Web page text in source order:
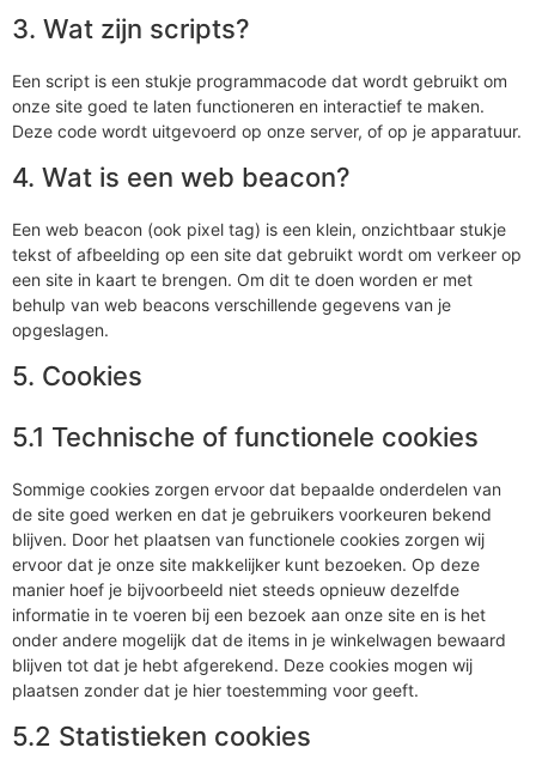
3. Wat zijn scripts?
Een script is een stukje programmacode dat wordt gebruikt om
onze site goed te laten functioneren en interactief te maken.
Deze code wordt uitgevoerd op onze server, of op je apparatuur.
4. Wat is een web beacon?
Een web beacon (ook pixel tag) is een klein, onzichtbaar stukje
tekst of afbeelding op een site dat gebruikt wordt om verkeer op
een site in kaart te brengen. Om dit te doen worden er met
behulp van web beacons verschillende gegevens van je
opgeslagen.
5. Cookies
5.1 Technische of functionele cookies
Sommige cookies zorgen ervoor dat bepaalde onderdelen van
de site goed werken en dat je gebruikers voorkeuren bekend
blijven. Door het plaatsen van functionele cookies zorgen wij
ervoor dat je onze site makkelijker kunt bezoeken. Op deze
manier hoef je bijvoorbeeld niet steeds opnieuw dezelfde
informatie in te voeren bij een bezoek aan onze site en is het
onder andere mogelijk dat de items in je winkelwagen bewaard
blijven tot dat je hebt afgerekend. Deze cookies mogen wij
plaatsen zonder dat je hier toestemming voor geeft.
5.2 Statistieken cookies